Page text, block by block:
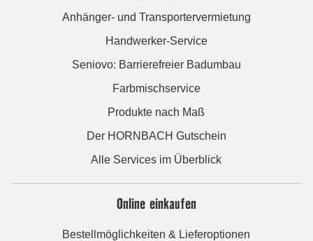
Anhänger- und Transportervermietung
Handwerker-Service
Seniovo: Barrierefreier Badumbau
Farbmischservice
Produkte nach Maß
Der HORNBACH Gutschein
Alle Services im Überblick
Online einkaufen
Bestellmöglichkeiten & Lieferoptionen